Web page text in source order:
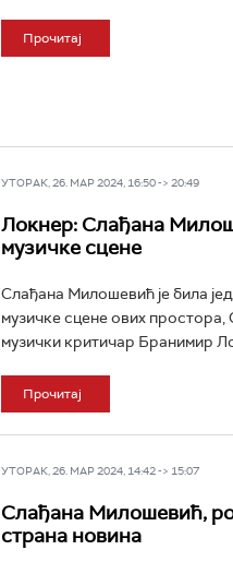
Прочитај
УТОРАК, 26. МАР 2024, 16:50 -> 20:49
Локнер: Слађана
музичке сцене
Слађана Милошевић је била
музичке сцене ових простора,
музички критичар Бранимир
Прочитај
УТОРАК, 26. МАР 2024, 14:42 -> 15:07
Слађана Милошевић,
страна новина